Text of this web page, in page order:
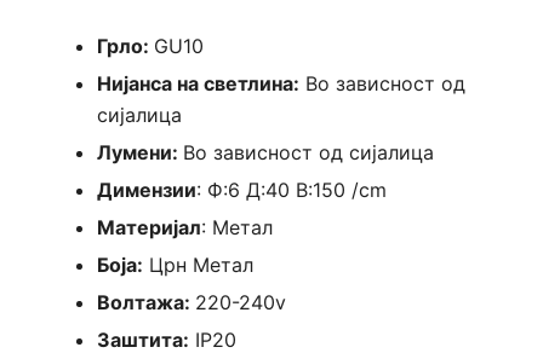
Грло: GU10
Нијанса на светлина: Во зависност од
сијалица
Лумени: Во зависност од сијалица
Димензии: Ф:6 Д:40 В:150 /cm
Материјал: Метал
Боја: Црн Метал
Волтажа: 220-240v
Заштита: IP20